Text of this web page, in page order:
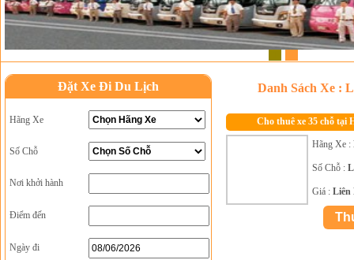
Đặt Xe Đi Du Lịch
Hãng Xe
Số Chỗ
Nơi khởi hành
Điểm đến
Ngày đi
Danh Sách Xe :
Cho thuê xe 35 chỗ tại
Hãng Xe :
Số Chỗ :
Giá : Liên